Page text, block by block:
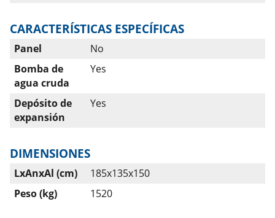
CARACTERÍSTICAS ESPECÍFICAS
Panel
No
Bomba de
agua cruda
Yes
Depósito de
expansión
Yes
DIMENSIONES
LxAnxAl (cm)
185x135x150
Peso (kg)
1520